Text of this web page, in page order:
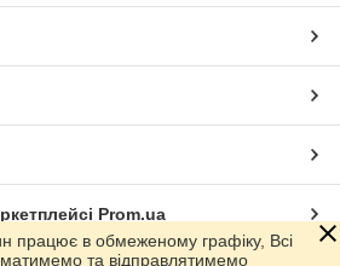
Prom.ua
працює в обмеженому графіку, Всі
та відправлятимемо